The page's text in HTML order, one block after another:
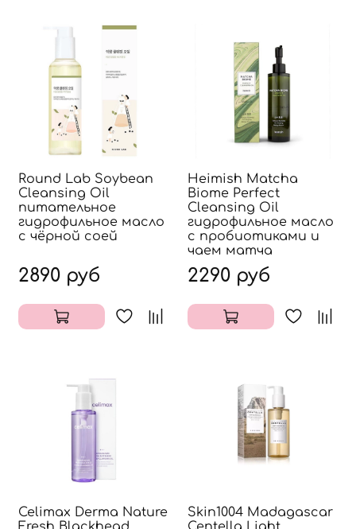
Round Lab Soybean
Cleansing Oil
питательное
гидрофильное масло
с чёрной соей
2890 руб
Heimish Matcha
Biome Perfect
Cleansing Oil
гидрофильное масло
с пробиотиками и
чаем матча
2290 руб
Celimax Derma Nature
Skin1004 Madagascar